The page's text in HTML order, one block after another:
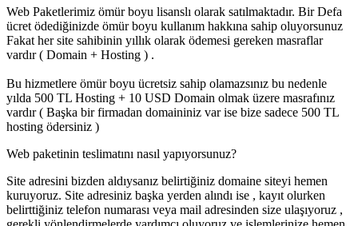
Web Paketlerimiz ömür boyu lisanslı olarak satılmaktadır. Bir Defa
ücret ödediğinizde ömür boyu kullanım hakkına sahip oluyorsunuz
Fakat her site sahibinin yıllık olarak ödemesi gereken masraflar
vardır ( Domain + Hosting ) .
Bu hizmetlere ömür boyu ücretsiz sahip olamazsınız bu nedenle
yılda 500 TL Hosting + 10 USD Domain olmak üzere masrafınız
vardır ( Başka bir firmadan domaininiz var ise bize sadece 500 TL
hosting ödersiniz )
Web paketinin teslimatını nasıl yapıyorsunuz?
Site adresini bizden aldıysanız belirtiğiniz domaine siteyi hemen
kuruyoruz. Site adresiniz başka yerden alındı ise , kayıt olurken
belirttiğiniz telefon numarası veya mail adresinden size ulaşıyoruz ,